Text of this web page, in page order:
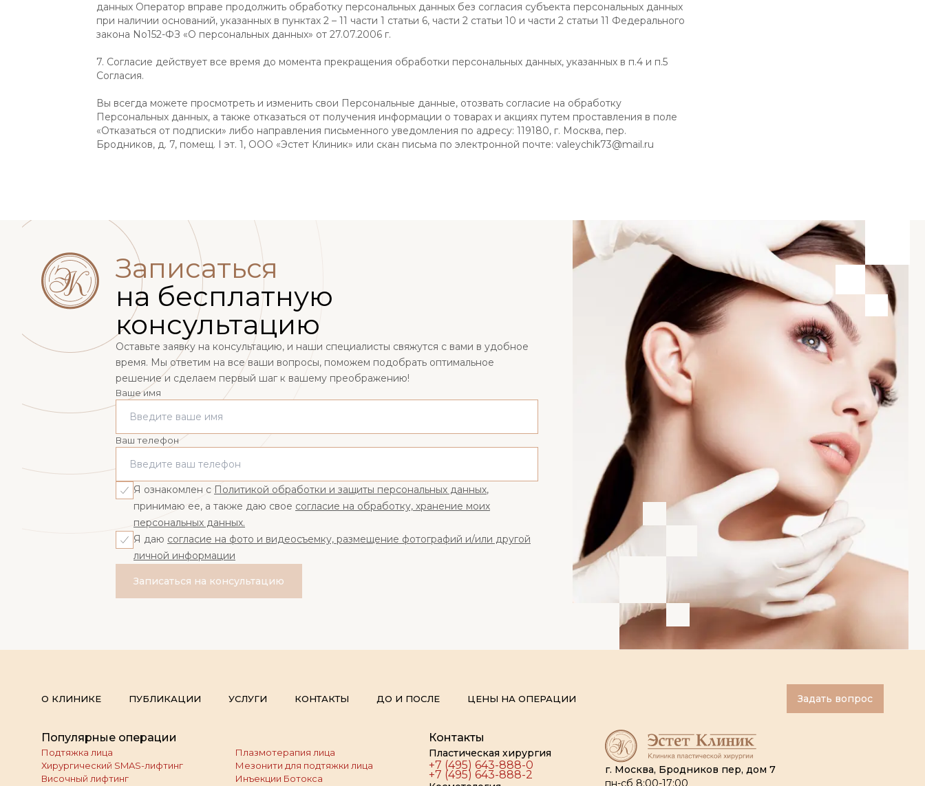
данных Оператор вправе продолжить обработку персональных данных без согласия субъекта персональных данных
при наличии оснований, указанных в пунктах 2 – 11 части 1 статьи 6, части 2 статьи 10 и части 2 статьи 11 Федерального
закона No152-ФЗ «О персональных данных» от 27.07.2006 г.
7. Согласие действует все время до момента прекращения обработки персональных данных, указанных в п.4 и п.5
Согласия.
Вы всегда можете просмотреть и изменить свои Персональные данные, отозвать согласие на обработку
Персональных данных, а также отказаться от получения информации о товарах и акциях путем проставления в поле
«Отказаться от подписки» либо направления письменного уведомления по адресу: 119180, г. Москва, пер.
Бродников, д. 7, помещ. I эт. 1, ООО «Эстет Клиник» или скан письма по электронной почте: valeychik73@mail.ru
Записаться
на бесплатную
консультацию
Оставьте заявку на консультацию, и наши специалисты свяжутся с вами в удобное
время. Мы ответим на все ваши вопросы, поможем подобрать оптимальное
решение и сделаем первый шаг к вашему преображению!
Ваше имя
Ваш телефон
Я ознакомлен с Политикой обработки и защиты персональных данных,
принимаю ее, а также даю свое согласие на обработку, хранение моих
персональных данных.
Я даю согласие на фото и видеосъемку, размещение фотографий и/или другой
личной информации
Записаться на консультацию
О КЛИНИКЕ ПУБЛИКАЦИИ УСЛУГИ КОНТАКТЫ ДО И ПОСЛЕ ЦЕНЫ НА ОПЕРАЦИИ Задать вопрос
г. Москва, Бродников пер, дом 7
пн-сб 8:00-17:00
Популярные операции
Подтяжка лица
Хирургический SMAS-лифтинг
Височный лифтинг
Плазмотерапия лица
Мезонити для подтяжки лица
Инъекции Ботокса
Контакты
Пластическая хирургия
+7 (495) 643-888-0
+7 (495) 643-888-2